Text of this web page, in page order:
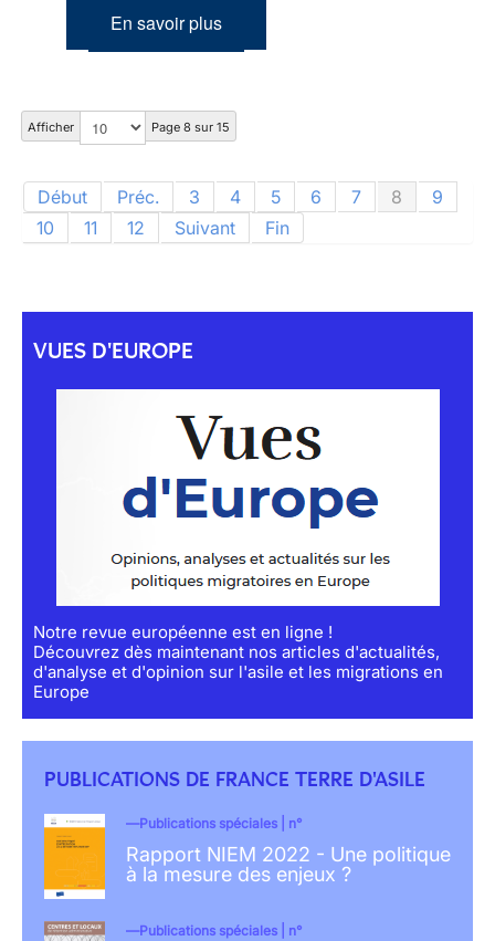
En savoir plus
Afficher Page 8 sur 15
Début Préc. 3 4 5 6 7 8
9
10
11 12 Suivant Fin
VUES D'EUROPE
Notre revue européenne est en ligne !
Découvrez dès maintenant nos articles d'actualités,
d'analyse et d'opinion sur l'asile et les migrations en
Europe
PUBLICATIONS DE FRANCE TERRE D'ASILE
Publications spéciales | n°
Rapport NIEM 2022 - Une politique
à la mesure des enjeux ?
Publications spéciales | n°